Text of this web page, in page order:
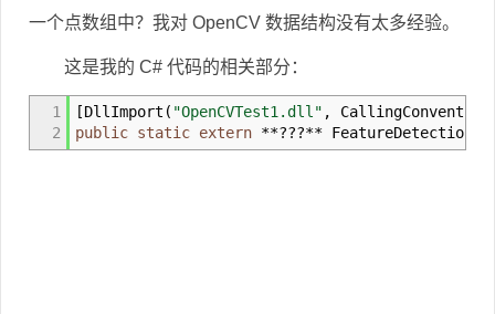
一个点数组中？我对 OpenCV 数据结构没有太多经验。
这是我的 C# 代码的相关部分：
1
2
[DllImport ( "OpenCVTest1.dll" ,
public static extern **???** FeatureDetection